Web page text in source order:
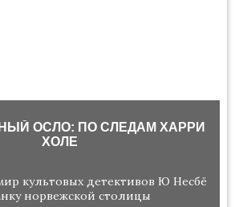
ОСЛО: ПО СЛЕДАМ ХАРРИ
ХОЛЕ
культовых детективов Ю Несбё
норвежской столицы